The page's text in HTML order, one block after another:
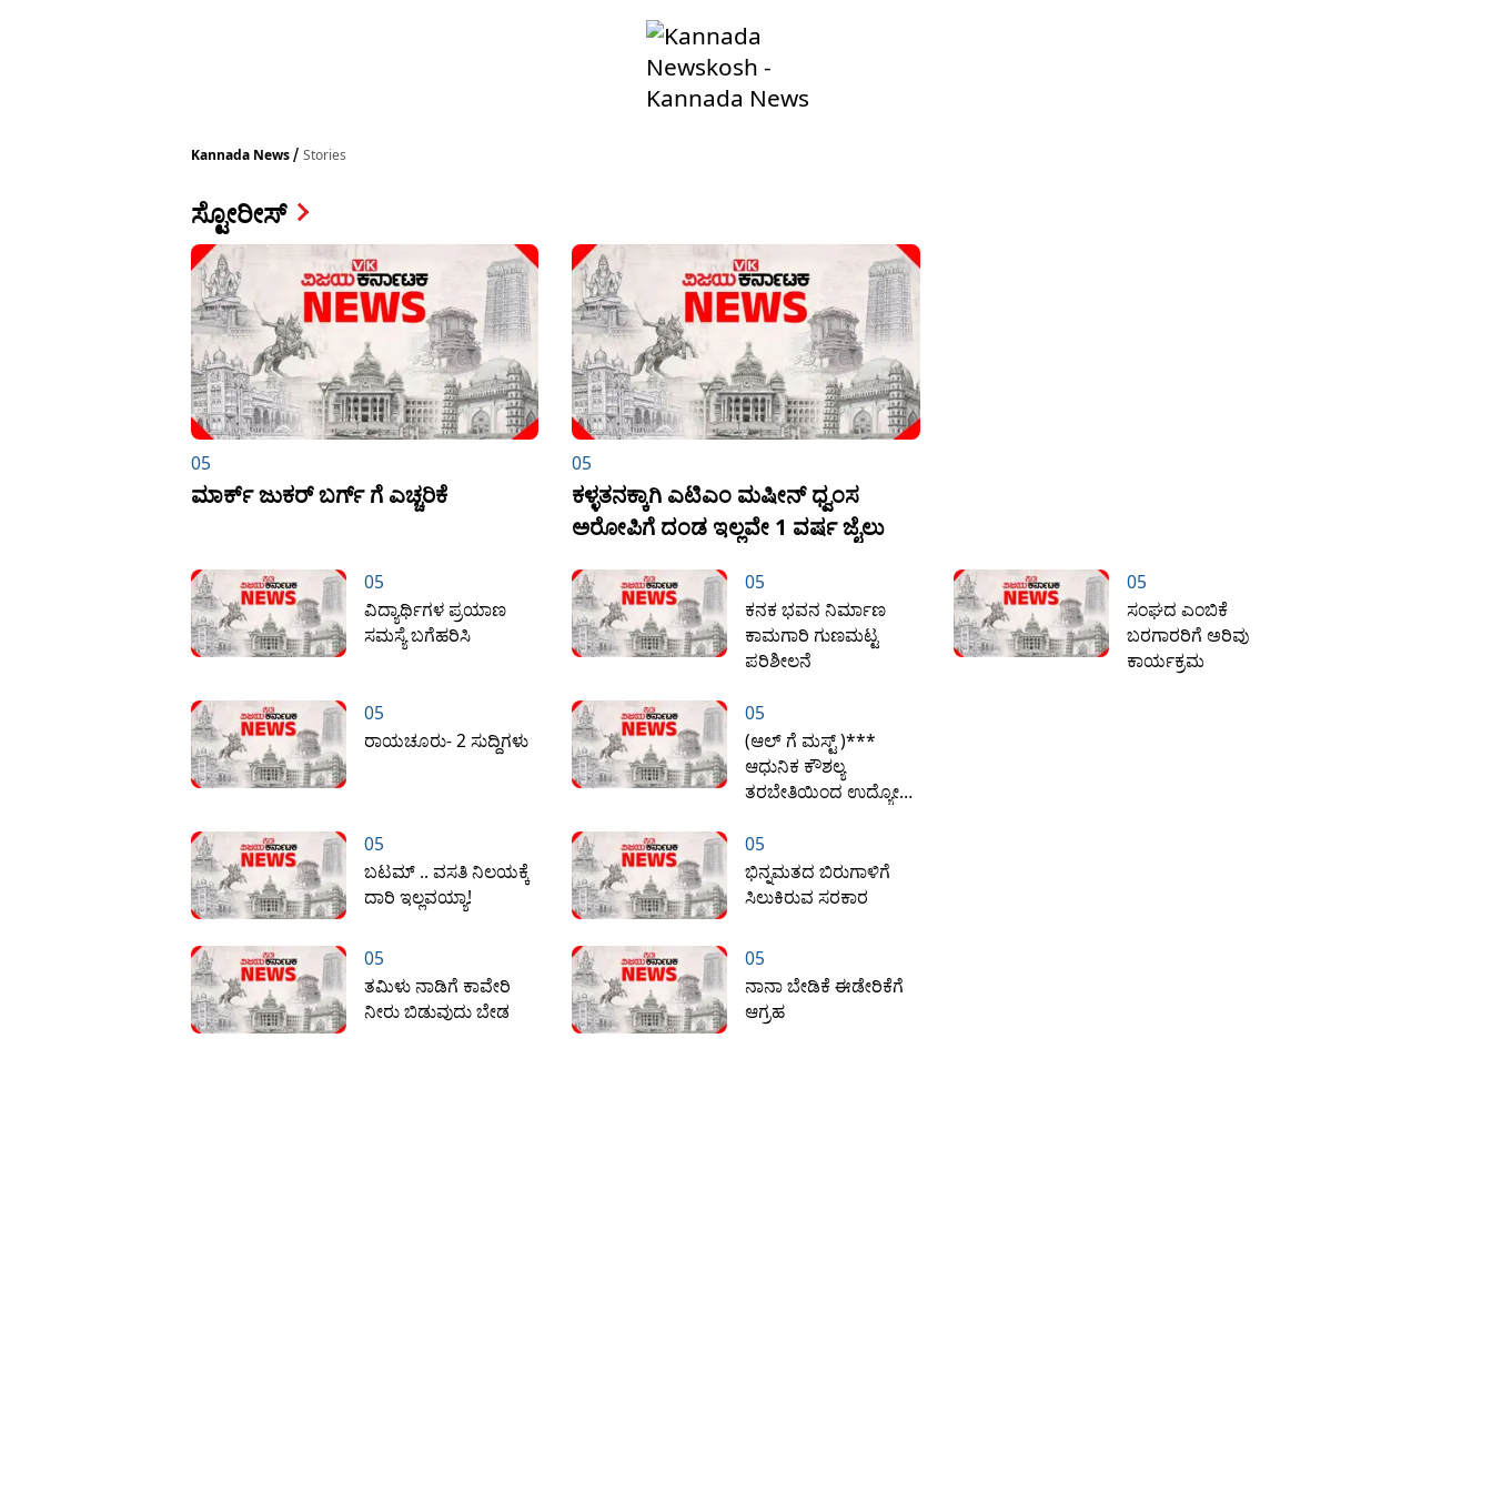
Kannada News Stories
ಸ್ಟೋರೀಸ್
05
ಮಾರ್ಕ್ ಜುಕರ್ ಬರ್ಗ್ ಗೆ ಎಚ್ಚರಿಕೆ
05
ಕಳ್ಳತನಕ್ಕಾಗಿ ಎಟಿಎಂ ಮಷೀನ್ ಧ್ವಂಸ
ಅರೋಪಿಗೆ ದಂಡ ಇಲ್ಲವೇ 1 ವರ್ಷ ಜೈಲು
05
ವಿದ್ಯಾರ್ಥಿಗಳ ಪ್ರಯಾಣ
ಸಮಸ್ಯೆ ಬಗೆಹರಿಸಿ
05
ಕನಕ ಭವನ ನಿರ್ಮಾಣ
ಕಾಮಗಾರಿ ಗುಣಮಟ್ಟ
ಪರಿಶೀಲನೆ
05
ಸಂಘದ ಎಂಬಿಕೆ
ಬರಗಾರರಿಗೆ ಅರಿವು
ಕಾರ್ಯಕ್ರಮ
05
ರಾಯಚೂರು- 2 ಸುದ್ದಿಗಳು
05
(ಆಲ್ ಗೆ ಮಸ್ಟ್ )***
ಆಧುನಿಕ ಕೌಶಲ್ಯ
ತರಬೇತಿಯಿಂದ ಉದ್ಯೋಗ
ಒತ್ತು
05
ಬಟಮ್ .. ವಸತಿ ನಿಲಯಕ್ಕೆ
ದಾರಿ ಇಲ್ಲವಯ್ಯಾ!
05
ಭಿನ್ನಮತದ ಬಿರುಗಾಳಿಗೆ
ಸಿಲುಕಿರುವ ಸರಕಾರ
05
ತಮಿಳು ನಾಡಿಗೆ ಕಾವೇರಿ
ನೀರು ಬಿಡುವುದು ಬೇಡ
05
ನಾನಾ ಬೇಡಿಕೆ ಈಡೇರಿಕೆಗೆ
ಆಗ್ರಹ